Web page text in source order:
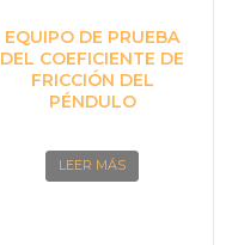
EQUIPO DE PRUEBA
DEL COEFICIENTE DE
FRICCIÓN DEL
PÉNDULO
LEER MÁS